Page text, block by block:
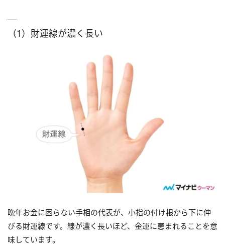
（1）財運線が濃く長い
晩年お金に困らない手相の代表が、小指の付け根から下に伸
びる財運線です。線が濃く長いほど、金運に恵まれることを意
味しています。